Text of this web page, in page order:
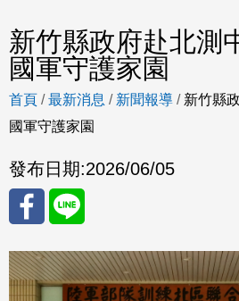
新竹縣政府赴北測
國軍守護家園
首頁 /最新消息 / 新聞報導 / 新竹縣
國軍守護家園
發布日期:2026/06/05
分享
至
分享
至